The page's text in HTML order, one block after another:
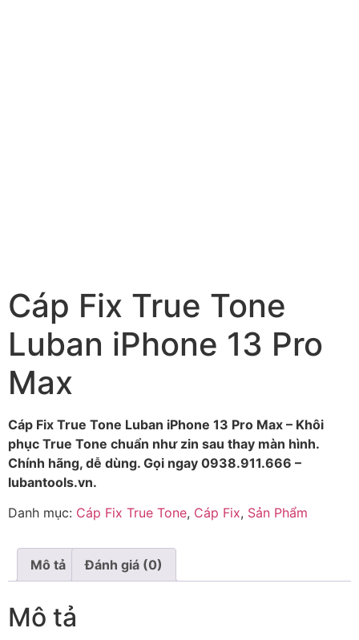
Cáp Fix True Tone
Luban iPhone 13 Pro
Max
Cáp Fix True Tone Luban iPhone 13 Pro Max – Khôi
phục True Tone chuẩn như zin sau thay màn hình.
Chính hãng, dễ dùng. Gọi ngay 0938.911.666 –
lubantools.vn.
Danh mục: Cáp Fix True Tone, Cáp Fix, Sản Phẩm
Mô tả Đánh giá (0)
Mô tả